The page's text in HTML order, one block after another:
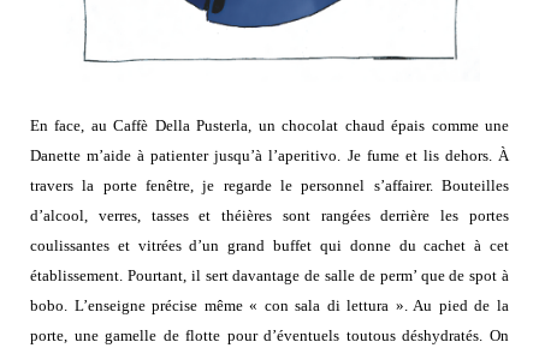
En face, au Caffè Della Pusterla, un chocolat chaud épais comme une
Danette m’aide à patienter jusqu’à l’aperitivo. Je fume et lis dehors. À
travers la porte fenêtre, je regarde le personnel s’affairer. Bouteilles
d’alcool, verres, tasses et théières sont rangées derrière les portes
coulissantes et vitrées d’un grand buffet qui donne du cachet à cet
établissement. Pourtant, il sert davantage de salle de perm’ que de spot à
bobo. L’enseigne précise même « con sala di lettura ». Au pied de la
porte, une gamelle de flotte pour d’éventuels toutous déshydratés. On